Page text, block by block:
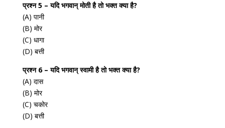
प्रश्न 5 – यदि भगवान् मोती है तो भक्त क्या है?
(A) पानी
(B) मोर
(C) धागा
(D) बत्ती
प्रश्न 6 – यदि भगवान् स्वामी है तो भक्त क्या है?
(A) दास
(B) मोर
(C) चकोर
(D) बत्ती